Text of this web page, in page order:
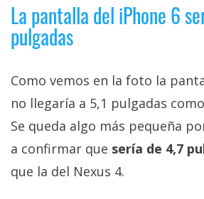
La pantalla del iPhone 6
pulgadas
Como vemos en la foto la
no llegaría a 5,1 pulgadas
Se queda algo más pequeña
a confirmar que sería de 4,7
que la del Nexus 4.